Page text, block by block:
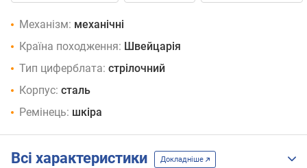
Механізм: механічні
Країна походження: Швейцарія
Тип циферблата: стрілочний
Корпус: сталь
Ремінець: шкіра
Всі характеристики Докладніше